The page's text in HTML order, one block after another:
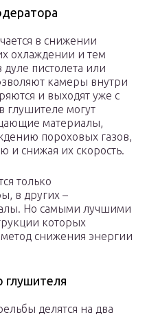
в снижении
охлаждении и тем
пистолета или
камеры внутри
и выходят уже с
глушителе могут
материалы,
пороховых газов,
и снижая их скорость.
только
в других –
Но самыми лучшими
которых
метод снижения энергии
глушителя
делятся на два